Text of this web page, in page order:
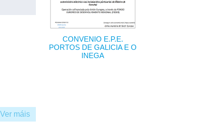
CONVENIO E.P.E.
PORTOS DE GALICIA E O
INEGA
máis